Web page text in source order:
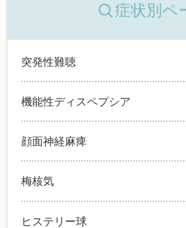
症状別ペ
突発性難聴
機能性ディスペプシア
顔面神経麻痺
梅核気
ヒステリー球